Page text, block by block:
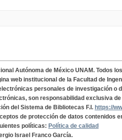
Autónoma de México UNAM. Todos
web institucional de la Facultad de
personales de investigación o
son responsabilidad exclusiva
del Sistema de Bibliotecas F.I. https://
de protección de datos contenidos
políticas: Política de calidad
Israel Franco García.